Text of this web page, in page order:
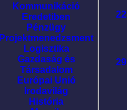
Kommunikáció
Eredetiben
Pénzügy
Projektmenedzsment
Logisztika
Gazdaság és
Társadalom
Európai Unió
Irodavilág
História
22
29